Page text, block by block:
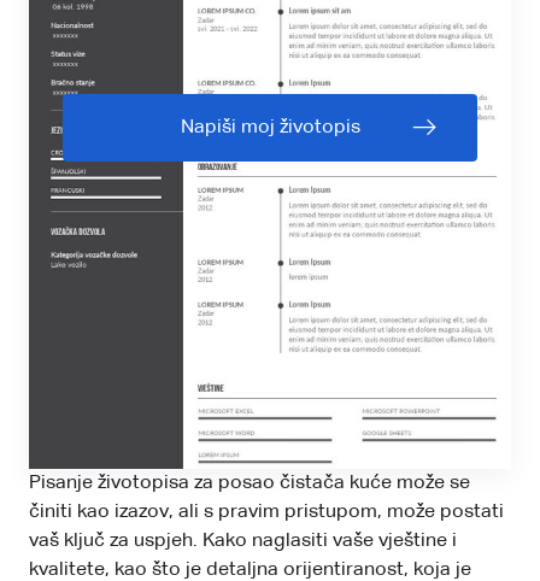
Napiši moj životopis
Pisanje životopisa za posao čistača kuće može se
činiti kao izazov, ali s pravim pristupom, može postati
vaš ključ za uspjeh. Kako naglasiti vaše vještine i
kvalitete, kao što je detaljna orijentiranost, koja je